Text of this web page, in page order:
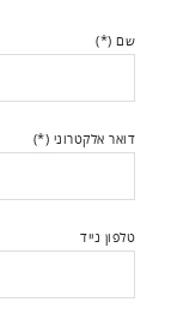
שם (*)
דואר אלקטרוני (*)
טלפון נייד